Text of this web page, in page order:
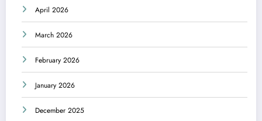
April 2026
March 2026
February 2026
January 2026
December 2025